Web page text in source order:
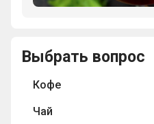
Выбрать вопрос
Кофе
Чай
которое
с
нидерландского
означает
«пережженное
вино»?
предназначенная
переработки
вино?